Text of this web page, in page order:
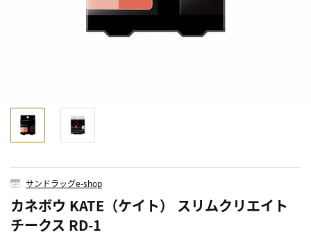
サンドラッグe-shop
カネボウ KATE（ケイト） スリムクリエイト
チークス RD-1